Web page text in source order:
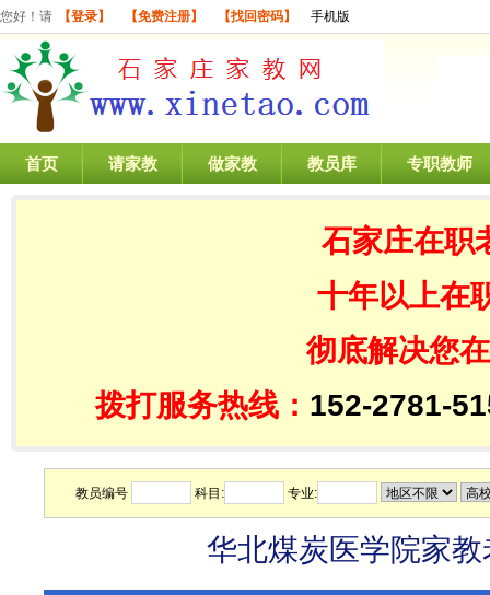
您好！请 【登录】 【免费注册】 【找回密码】 手机版
首页 请家教 做家教 教员库 专职教师
石家庄在职
十年以上在
彻底解决您
拨打服务热线： 152-2781-
教员编号 科目: 专业:
华北煤炭医学院家